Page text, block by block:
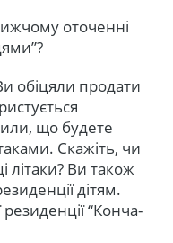
оточенні
обіцяли продати
що будете
Скажіть, чи
літаки? Ви також
дітям.
“Конча-